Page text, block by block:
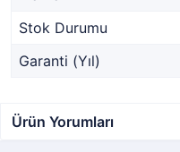
Stok Durumu
Garanti (Yıl)
Ürün Yorumları